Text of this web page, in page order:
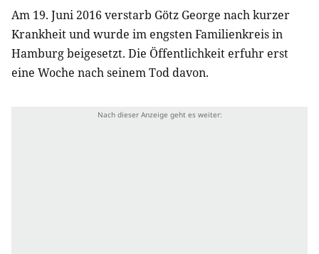
Am 19. Juni 2016 verstarb Götz George nach kurzer
Krankheit und wurde im engsten Familienkreis in
Hamburg beigesetzt. Die Öffentlichkeit erfuhr erst
eine Woche nach seinem Tod davon.